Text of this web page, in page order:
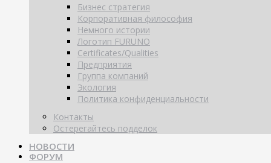
Бизнес стратегия
Корпоративная философия
Немного истории
Логотип FURUNO
Certificates/Qualities
Предприятия
Группа компаний
Экология
Политика конфиденциальности
Контакты
Остерегайтесь подделок
НОВОСТИ
ФОРУМ